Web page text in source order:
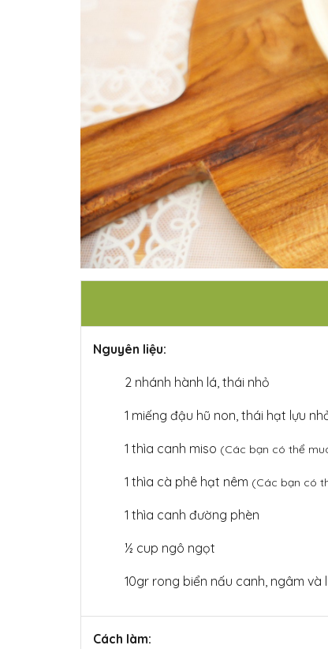
Nguyên liệu:
2 nhánh hành lá, thái nhỏ
1 miếng đậu hũ non, thái hạt lựu
1 thìa canh miso (Các bạn có thể
1 thìa cà phê hạt nêm (Các bạn có
1 thìa canh đường phèn
½ cup ngô ngọt
10gr rong biển nấu canh, ngâm và
Cách làm: